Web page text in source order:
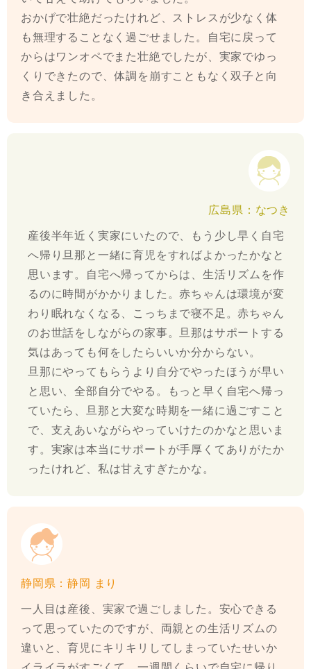
おかげで壮絶だったけれど、ストレスが少なく体
も無理することなく過ごせました。自宅に戻って
からはワンオペでまた壮絶でしたが、実家でゆっ
くりできたので、体調を崩すこともなく双子と向
き合えました。
広島県：なつき
産後半年近く実家にいたので、もう少し早く自宅
へ帰り旦那と一緒に育児をすればよかったかなと
思います。自宅へ帰ってからは、生活リズムを作
るのに時間がかかりました。赤ちゃんは環境が変
わり眠れなくなる、こっちまで寝不足。赤ちゃん
のお世話をしながらの家事。旦那はサポートする
気はあっても何をしたらいいか分からない。
旦那にやってもらうより自分でやったほうが早い
と思い、全部自分でやる。もっと早く自宅へ帰っ
ていたら、旦那と大変な時期を一緒に過ごすこと
で、支えあいながらやっていけたのかなと思いま
す。実家は本当にサポートが手厚くてありがたか
ったけれど、私は甘えすぎたかな。
静岡県：静岡 まり
一人目は産後、実家で過ごしました。安心できる
って思っていたのですが、両親との生活リズムの
違いと、育児にキリキリしてしまっていたせいか